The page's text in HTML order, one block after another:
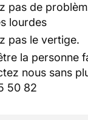
pas de
lourdes
pas le vertige.
la personne
nous sans
50 82